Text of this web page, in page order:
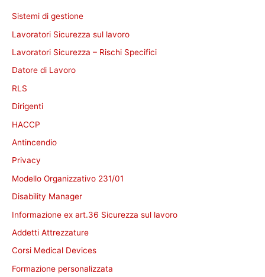
Sistemi di gestione
Lavoratori Sicurezza sul lavoro
Lavoratori Sicurezza – Rischi Specifici
Datore di Lavoro
RLS
Dirigenti
HACCP
Antincendio
Privacy
Modello Organizzativo 231/01
Disability Manager
Informazione ex art.36 Sicurezza sul lavoro
Addetti Attrezzature
Corsi Medical Devices
Formazione personalizzata